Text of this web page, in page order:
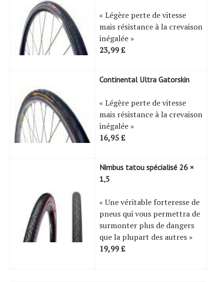
« Légère perte de vitesse
mais résistance à la crevaison
inégalée »
23,99 £
Continental Ultra Gatorskin
« Légère perte de vitesse
mais résistance à la crevaison
inégalée »
16,95 £
Nimbus tatou spécialisé 26 ×
1,5
« Une véritable forteresse de
pneus qui vous permettra de
surmonter plus de dangers
que la plupart des autres »
19,99 £